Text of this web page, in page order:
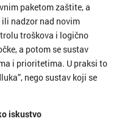
paketom zaštite, a
ili nadzor nad novim
troškova i logično
a potom se sustav
i prioritetima. U praksi to
nego sustav koji se
iskustvo